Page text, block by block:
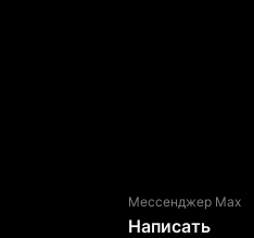
Мессенджер Max
Написать